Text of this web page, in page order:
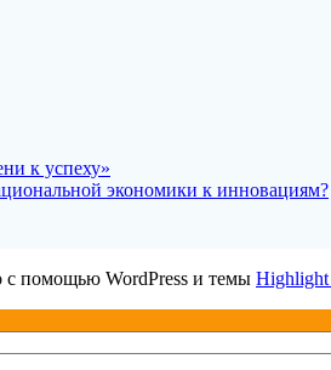
к успеху»
экономики к инновациям?
помощью WordPress и темы Highlight